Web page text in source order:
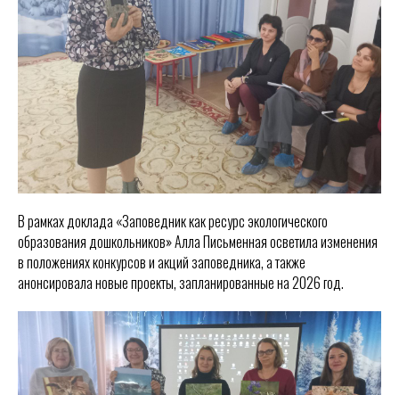
В рамках доклада «Заповедник как ресурс экологического
образования дошкольников» Алла Письменная осветила изменения
в положениях конкурсов и акций заповедника, а также
анонсировала новые проекты, запланированные на 2026 год.